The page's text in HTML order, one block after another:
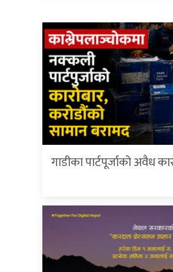
गाडीका पार्टपूर्जाको अवैध